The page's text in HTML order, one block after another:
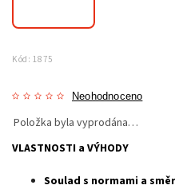
Kód: 1875
Neohodnoceno
Položka byla vyprodána…
VLASTNOSTI a VÝHODY
Soulad s normami a